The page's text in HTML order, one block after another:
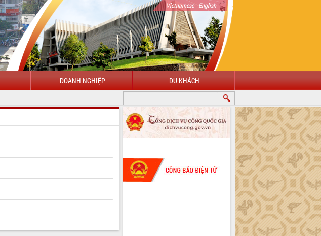
Vietnamese| English
DOANH NGHIỆP DU KHÁCH